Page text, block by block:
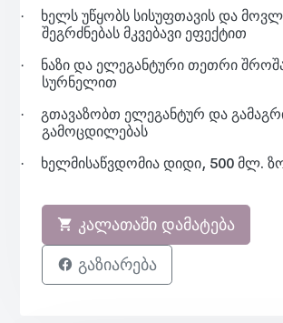
·
ხელს უწყობს სისუფთავის და
შეგრძნებას მკვებავი ეფექტით
·
ნაზი და ელეგანტური თეთრი
სურნელით
·
გთავაზობთ ელეგანტურ და
გამოცდილებას
· ხელმისაწვდომია დიდი, 500 მლ.
კალათაში დამატება
გაზიარება